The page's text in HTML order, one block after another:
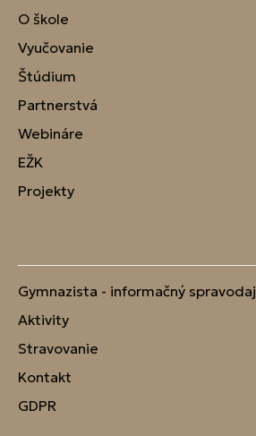
O škole
Vyučovanie
Štúdium
Partnerstvá
Webináre
EŽK
Projekty
Gymnazista - informačný spravodaj
Aktivity
Stravovanie
Kontakt
GDPR